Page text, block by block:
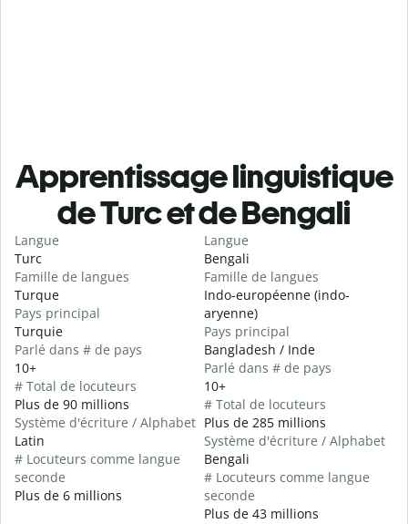
Apprentissage linguistique
de Turc et de Bengali
Langue
Turc
Famille de langues
Turque
Pays principal
Turquie
Parlé dans # de pays
10+
# Total de locuteurs
Plus de 90 millions
Système d'écriture / Alphabet
Latin
# Locuteurs comme langue
seconde
Plus de 6 millions
Langue
Bengali
Famille de langues
Indo-européenne (indo-
aryenne)
Pays principal
Bangladesh / Inde
Parlé dans # de pays
10+
# Total de locuteurs
Plus de 285 millions
Système d'écriture / Alphabet
Bengali
# Locuteurs comme langue
seconde
Plus de 43 millions